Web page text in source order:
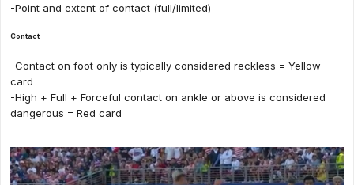
-Point and extent of contact (full/limited)
Contact
-Contact on foot only is typically considered reckless = Yellow
card
-High + Full + Forceful contact on ankle or above is considered
dangerous = Red card